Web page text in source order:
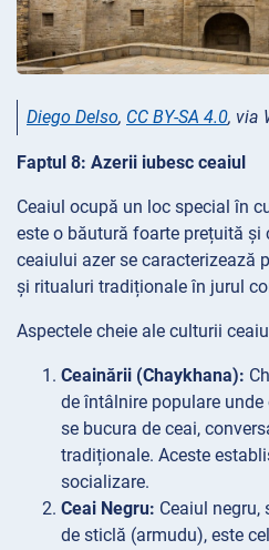
Diego Delso, CC BY-SA 4.0, via
Faptul 8: Azerii iubesc ceaiul
Ceaiul ocupă un loc special în
este o băutură foarte prețuită și
ceaiului azer se caracterizează
și ritualuri tradiționale în jurul
Aspectele cheie ale culturii
Ceainării (Chaykhana):
de întâlnire populare
se bucura de ceai,
tradiționale. Aceste
socializare.
Ceai Negru: Ceaiul negru,
de sticlă (armudu), este